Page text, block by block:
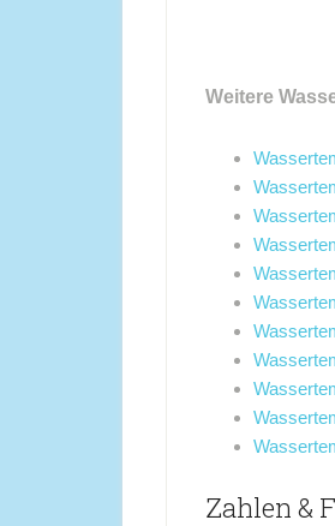
Weitere
Zahlen &